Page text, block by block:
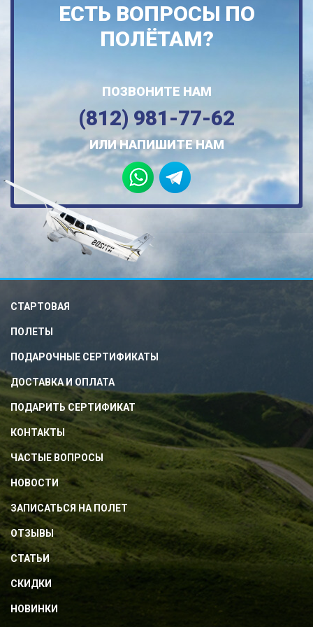
ЕСТЬ ВОПРОСЫ ПО
ПОЛЁТАМ?
ПОЗВОНИТЕ НАМ
(812) 981-77-62
ИЛИ НАПИШИТЕ НАМ
СТАРТОВАЯ
ПОЛЕТЫ
ПОДАРОЧНЫЕ СЕРТИФИКАТЫ
ДОСТАВКА И ОПЛАТА
ПОДАРИТЬ СЕРТИФИКАТ
КОНТАКТЫ
ЧАСТЫЕ ВОПРОСЫ
НОВОСТИ
ЗАПИСАТЬСЯ НА ПОЛЕТ
ОТЗЫВЫ
СТАТЬИ
СКИДКИ
НОВИНКИ